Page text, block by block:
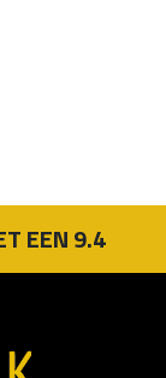
EEN 9.4